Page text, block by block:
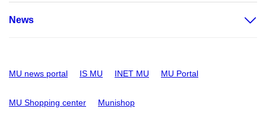
News
MU news portal IS MU INET MU MU Portal
MU Shopping center Munishop